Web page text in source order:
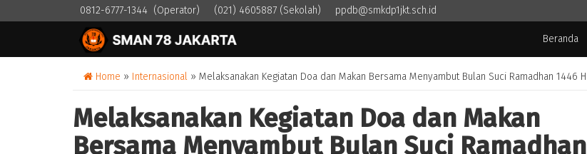
0812-6777-1344 (Operator) (021) 4605887 (Sekolah) ppdb@smkdp1jkt.sch.id
Beranda
Home » Internasional » Melaksanakan Kegiatan Doa dan Makan Bersama Menyambut Bulan Suci Ramadhan 1446 H
Melaksanakan Kegiatan Doa dan Makan
Bersama Menyambut Bulan Suci Ramadhan